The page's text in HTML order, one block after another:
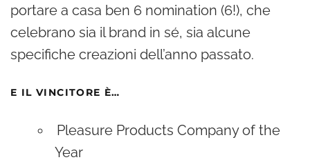
portare a casa ben 6 nomination (6!), che
celebrano sia il brand in sé, sia alcune
specifiche creazioni dell’anno passato.
E IL VINCITORE È…
Pleasure Products Company of the
Year